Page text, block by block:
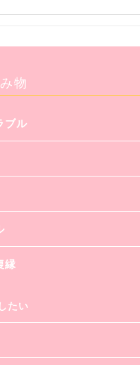
物
ブル
縁
たい